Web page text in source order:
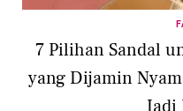
7 Pilihan Sandal
yang Dijamin